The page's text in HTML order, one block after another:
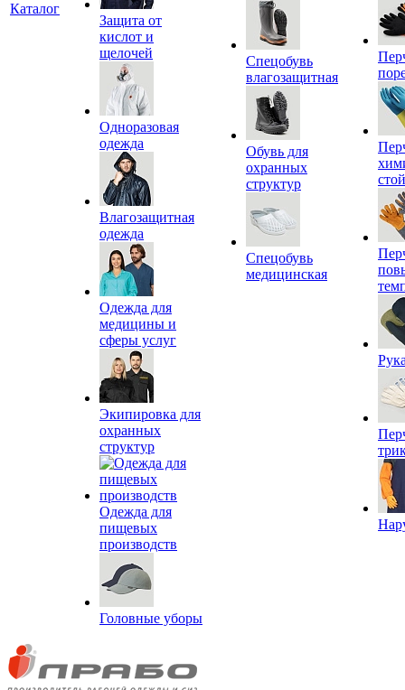
Каталог
Защита от
кислот и
щелочей
Одноразовая
одежда
Влагозащитная
одежда
Одежда для
медицины и
сферы услуг
Экипировка для
охранных
структур
Одежда для
пищевых
производств
Головные уборы
Спецобувь
влагозащитная
Обувь для
охранных
структур
Спецобувь
медицинская